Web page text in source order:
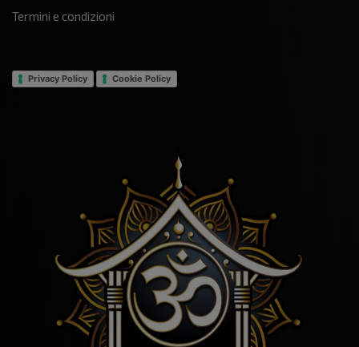
Termini e condizioni
Privacy Policy Cookie Policy